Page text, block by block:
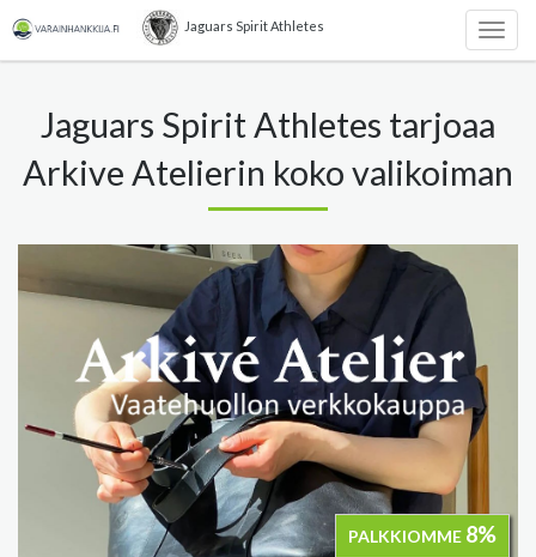
Jaguars Spirit Athletes
Jaguars Spirit Athletes tarjoaa
Arkive Atelierin koko valikoiman
PALKKIOMME 8%